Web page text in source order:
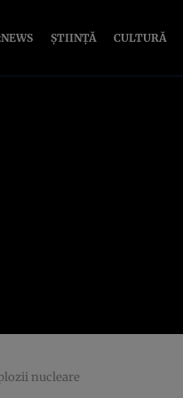
ȘTIINȚĂ CULTURĂ
nucleare